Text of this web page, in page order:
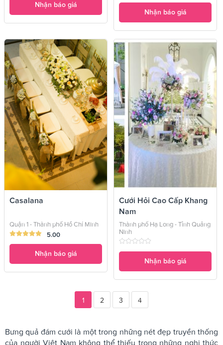
Nhận báo giá
Nhận báo giá
Casalana
Quận 1 - Thành phố Hồ Chí Minh
5.00
Nhận báo giá
Cưới Hỏi Cao Cấp Khang
Nam
Thành phố Hạ Long - Tỉnh Quảng
Ninh
Nhận báo giá
1 2 3 4
Bưng quả đám cưới là một trong những nét đẹp truyền thống
của người Việt Nam không thể thiếu trong những nghi thức